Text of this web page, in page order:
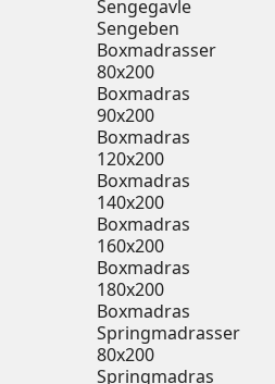
Sengegavle
Sengeben
Boxmadrasser
80x200
Boxmadras
90x200
Boxmadras
120x200
Boxmadras
140x200
Boxmadras
160x200
Boxmadras
180x200
Boxmadras
Springmadrasser
80x200
Springmadras